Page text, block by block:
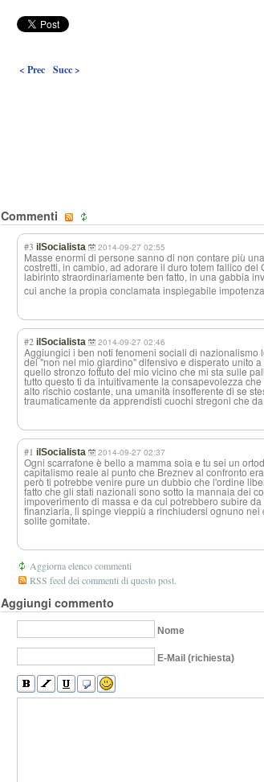
< Prec Succ >
Commenti
#3 ilSocialista 2014-09-27 02:55
Masse enormi di persone sanno di non contare più
costretti, in cambio, ad adorare il duro totem fallico
labirinto straordinariamente ben fatto, in una gabbia
cui anche la propia conclamata inspiegabile
#2 ilSocialista 2014-09-27 02:46
Aggiungici i ben noti fenomeni sociali di
del "non nel mio giardino" difensivo e disperato unito
quello stronzo fottuto del mio vicino che mi sta sulle
tutto questo ti da intuitivamente la consapevolezza
alto rischio costante, una umanità insofferente di se
traumaticamente da apprendisti cuochi stregoni che
#1 ilSocialista 2014-09-27 02:37
Ogni scarrafone è bello a mamma soia e tu sei un
capitalismo reale al punto che Breznev al confronto
però ti potrebbe venire pure un dubbio che l'ordine
fatto che gli stati nazionali sono sotto la mannaia dei
impoverimento di massa e da cui potrebbero subire
finanziaria, li spinge vieppiù a rinchiudersi ognuno
solite gomitate.
Aggiorna elenco commenti
RSS feed dei commenti di questo post.
Aggiungi commento
Nome
E-Mail (richiesta)